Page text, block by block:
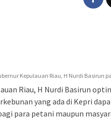
Kepulauan Riau, H Nurdi Basirun
Riau, H Nurdi Basirun
yang ada di Kepri
para petani maupun